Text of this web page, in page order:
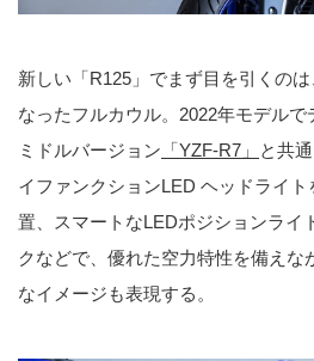
新しい「R125」でまず目を引くの
なったフルカウル。2022年モデル
ミドルバージョン 「YZF-R7」
と共
イファンクションLED ヘッドライ
置、スマートなLEDポジションライ
クなどで、優れた空力特性を備えな
なイメージも表現する。